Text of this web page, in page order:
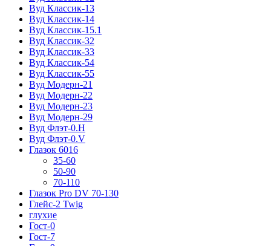
Вуд Классик-13
Вуд Классик-14
Вуд Классик-15.1
Вуд Классик-32
Вуд Классик-33
Вуд Классик-54
Вуд Классик-55
Вуд Модерн-21
Вуд Модерн-22
Вуд Модерн-23
Вуд Модерн-29
Вуд Флэт-0.H
Вуд Флэт-0.V
Глазок 6016
35-60
50-90
70-110
Глазок Pro DV 70-130
Глейс-2 Twig
глухие
Гост-0
Гост-7